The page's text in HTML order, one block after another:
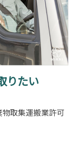
りたい
取集運搬業許可